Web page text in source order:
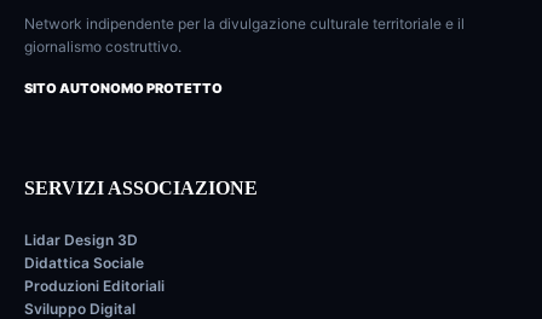
Network indipendente per la divulgazione culturale territoriale e il
giornalismo costruttivo.
SITO AUTONOMO PROTETTO
SERVIZI ASSOCIAZIONE
Lidar Design 3D
Didattica Sociale
Produzioni Editoriali
Sviluppo Digital